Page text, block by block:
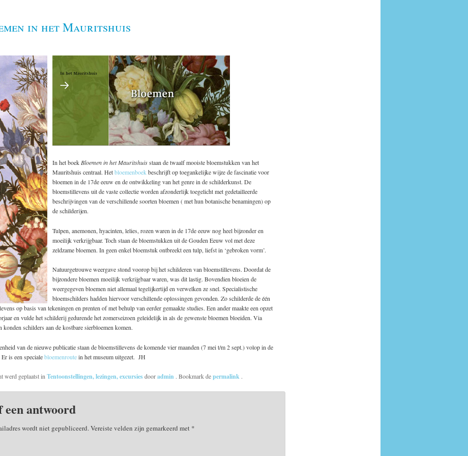
in het Mauritshuis
In het boekBloemen in het Mauritshuisstaan de twaalf mooiste bloemstukken van het
Mauritshuis centraal. Hetbloemenboekbeschrijft op toegankelijke wijze de fascinatie voor
bloemen in de 17de eeuw en de ontwikkeling van het genre in de schilderkunst. De
bloemstillevens uit de vaste collectie worden afzonderlijk toegelicht met gedetailleerde
beschrijvingen van de verschillende soorten bloemen ( met hun botanische benamingen) op
de schilderijen.
Tulpen, anemonen, hyacinten, lelies, rozen waren in de 17de eeuw nog heel bijzonder en
moeilijk verkrijgbaar. Toch staan de bloemstukken uit de Gouden Eeuw vol met deze
zeldzame bloemen. In geen enkel bloemstuk ontbreekt een tulp, liefst in ‘gebroken vorm’.
Natuurgetrouwe weergave stond voorop bij het schilderen van bloemstillevens. Doordat de
bijzondere bloemen moeilijk verkrijgbaar waren, was dit lastig. Bovendien bloeien de
weergegeven bloemen niet allemaal tegelijkertijd en verwelken ze snel. Specialistische
bloemschilders hadden hiervoor verschillende oplossingen gevonden. Zo schilderde de één
op basis van tekeningen en prenten of met behulp van eerder gemaakte studies. Een ander maakte een opzet
en vulde het schilderij gedurende het zomerseizoen geleidelijk in als de gewenste bloemen bloeiden. Via
konden schilders aan de kostbare sierbloemen komen.
van de nieuwe publicatie staan de bloemstillevens de komende vier maanden (7 mei t/m 2 sept.) volop in de
Er is een specialebloemenroutein het museum uitgezet. JH
werd geplaatst inTentoonstellingen, lezingen, excursiesdooradmin . Bookmark depermalink .
een antwoord
wordt niet gepubliceerd.Vereiste velden zijn gemarkeerd met *